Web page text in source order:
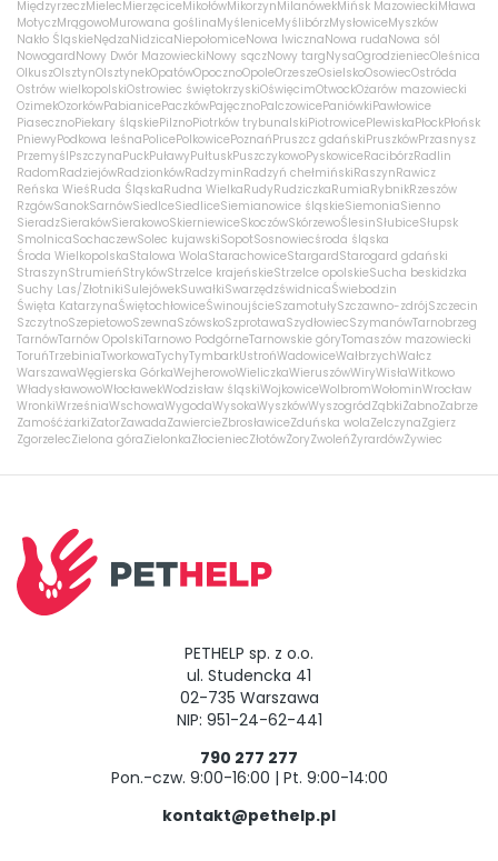
MiędzyrzeczMielecMierzęciceMikołówMikorzynMilanówekMińsk MazowieckiMława
MotyczMrągowoMurowana goślinaMyśleniceMyślibórzMysłowiceMyszków
Nakło ŚląskieNędzaNidzicaNiepołomiceNowa IwicznaNowa rudaNowa sól
NowogardNowy Dwór MazowieckiNowy sączNowy targNysaOgrodzieniecOleśnica
OlkuszOlsztynOlsztynekOpatówOpocznoOpoleOrzeszeOsielskoOsowiecOstróda
Ostrów wielkopolskiOstrowiec świętokrzyskiOświęcimOtwockOżarów mazowiecki
OzimekOzorkówPabianicePaczkówPajęcznoPalczowicePaniówkiPawłowice
PiasecznoPiekary śląskiePilznoPiotrków trybunalskiPiotrowicePlewiskaPłockPłońsk
PniewyPodkowa leśnaPolicePolkowicePoznańPruszcz gdańskiPruszkówPrzasnysz
PrzemyślPszczynaPuckPuławyPułtuskPuszczykowoPyskowiceRacibórzRadlin
RadomRadziejówRadzionkówRadzyminRadzyń chełmińskiRaszynRawicz
Reńska WieśRuda ŚląskaRudna WielkaRudyRudziczkaRumiaRybnikRzeszów
RzgówSanokSarnówSiedlceSiedliceSiemianowice śląskieSiemoniaSienno
SieradzSierakówSierakowoSkierniewiceSkoczówSkórzewoŚlesinSłubiceSłupsk
SmolnicaSochaczewSolec kujawskiSopotSosnowiecśroda śląska
Środa WielkopolskaStalowa WolaStarachowiceStargardStarogard gdański
StraszynStrumieńStrykówStrzelce krajeńskieStrzelce opolskieSucha beskidzka
Suchy Las/ZłotnikiSulejówekSuwałkiSwarzędzświdnicaŚwiebodzin
Święta KatarzynaŚwiętochłowiceŚwinoujścieSzamotułySzczawno-zdrójSzczecin
SzczytnoSzepietowoSzewnaSzówskoSzprotawaSzydłowiecSzymanówTarnobrzeg
TarnówTarnów OpolskiTarnowo PodgórneTarnowskie góryTomaszów mazowiecki
ToruńTrzebiniaTworkowaTychyTymbarkUstrońWadowiceWałbrzychWałcz
WarszawaWęgierska GórkaWejherowoWieliczkaWieruszówWiryWisłaWitkowo
WładysławowoWłocławekWodzisław śląskiWojkowiceWolbromWołominWrocław
WronkiWrześniaWschowaWygodaWysokaWyszkówWyszogródZąbkiŻabnoZabrze
ZamośćżarkiZatorZawadaZawiercieZbrosławiceZduńska wolaZelczynaZgierz
ZgorzelecZielona góraZielonkaZłocieniecZłotówŻoryZwoleńŻyrardówŻywiec
PETHELP sp. z o.o.
ul. Studencka 41
02-735 Warszawa
NIP: 951-24-62-441
790 277 277
Pon.-czw. 9:00-16:00 | Pt. 9:00-14:00
kontakt@pethelp.pl